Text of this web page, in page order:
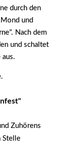
durch den
und
Nach dem
und schaltet
Zuhörens
Stelle